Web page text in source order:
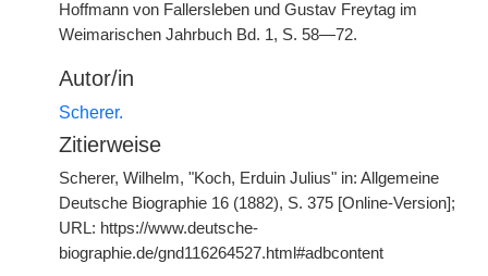
Hoffmann von Fallersleben und Gustav Freytag im
Weimarischen Jahrbuch Bd. 1, S. 58—72.
Autor/in
Scherer.
Zitierweise
Scherer, Wilhelm, "Koch, Erduin Julius" in: Allgemeine
Deutsche Biographie 16 (1882), S. 375 [Online-Version];
URL: https://www.deutsche-
biographie.de/gnd116264527.html#adbcontent